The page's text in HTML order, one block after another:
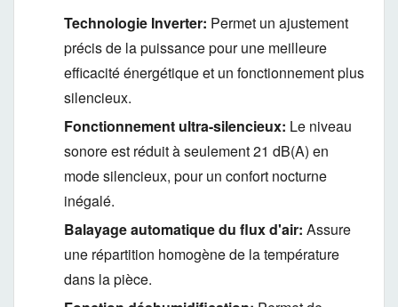
Technologie Inverter: Permet un ajustement
précis de la puissance pour une meilleure
efficacité énergétique et un fonctionnement plus
silencieux.
Fonctionnement ultra-silencieux: Le niveau
sonore est réduit à seulement 21 dB(A) en
mode silencieux, pour un confort nocturne
inégalé.
Balayage automatique du flux d'air: Assure
une répartition homogène de la température
dans la pièce.